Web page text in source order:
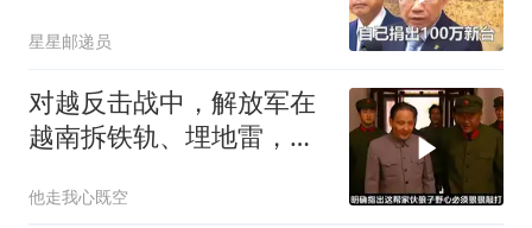
星星邮递员
对越反击战中，解放军在
越南拆铁轨、埋地雷，是
他走我心既空